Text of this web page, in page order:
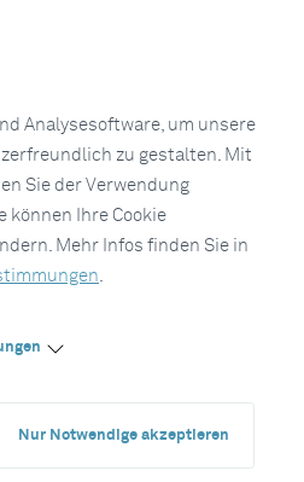
Analysesoftware, um unsere
zu gestalten. Mit
Sie der Verwendung
können Ihre Cookie
Mehr Infos finden Sie in
.
Nur Notwendige akzeptieren